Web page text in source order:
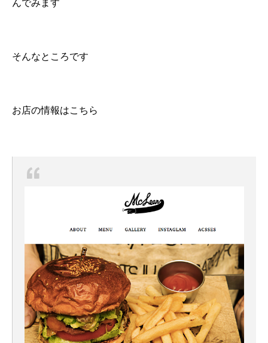
そんなところです
お店の情報はこちら